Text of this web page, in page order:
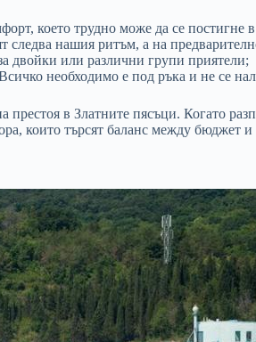
което трудно може да се постигне в
нашия ритъм, а на
двойки или различни групи приятели;
необходимо е под ръка и не се
в Златните пясъци. Когато
които търсят баланс между бюджет и